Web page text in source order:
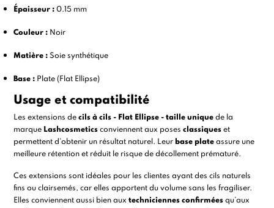
Épaisseur : 0.15 mm
Couleur : Noir
Matière : Soie synthétique
Base : Plate (Flat Ellipse)
Usage et compatibilité
Les extensions decils à cils - Flat Ellipse - taille unique de la
marque Lashcosmetics conviennent aux posesclassiques et
permettent d’obtenir un résultat naturel. Leur base plate assure une
meilleure rétention et réduit le risque de décollement prématuré.
Ces extensions sont idéales pour les clientes ayant des cils naturels
fins ou clairsemés, car elles apportent du volume sans les fragiliser.
Elles conviennent aussi bien auxtechniciennes confirmées qu’aux